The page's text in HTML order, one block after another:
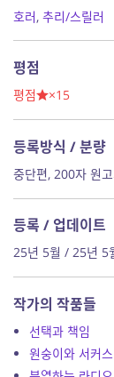
호러, 추리/스릴러
평점
평점 ×15
등록방식 / 분량
중단편, 200자 원
등록 / 업데이트
25년 5월 / 25년 5
작가의 작품들
선택과 책임
원숭이와 서커스